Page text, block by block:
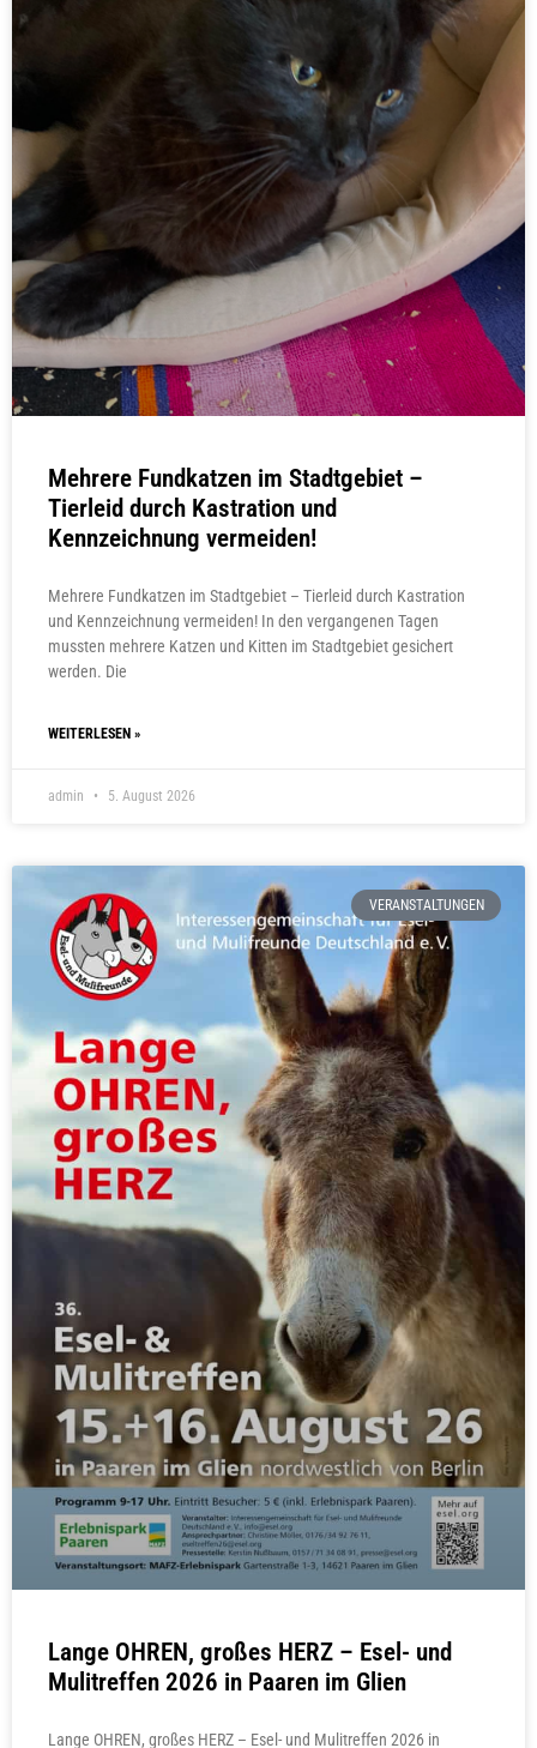
Mehrere Fundkatzen im Stadtgebiet –
Tierleid durch Kastration und
Kennzeichnung vermeiden!
Mehrere Fundkatzen im Stadtgebiet – Tierleid durch Kastration
und Kennzeichnung vermeiden! In den vergangenen Tagen
mussten mehrere Katzen und Kitten im Stadtgebiet gesichert
werden. Die
WEITERLESEN »
admin 5. August 2026
VERANSTALTUNGEN
Lange OHREN, großes HERZ – Esel- und
Mulitreffen 2026 in Paaren im Glien
Lange OHREN, großes HERZ – Esel- und Mulitreffen 2026 in